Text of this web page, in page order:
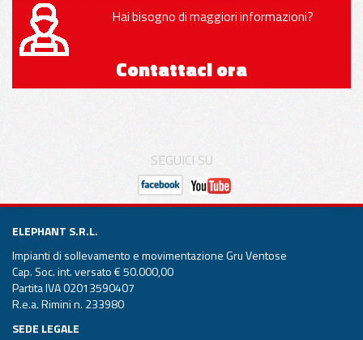
Hai bisogno di maggiori informazioni?
Contattaci ora
SEGUICI SU
ELEPHANT S.R.L.
Impianti di sollevamento e movimentazione Gru Ventose
Cap. Soc. int. versato € 50.000,00
Partita IVA 02013590407
R.e.a. Rimini n. 233980
SEDE LEGALE